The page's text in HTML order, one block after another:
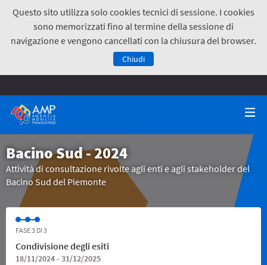
Questo sito utilizza solo cookies tecnici di sessione. I cookies
sono memorizzati fino al termine della sessione di
navigazione e vengono cancellati con la chiusura del browser.
Chiudi
Bacino Sud - 2024
Attività di consultazione rivolte agli enti e agli stakeholder del
Bacino Sud del Piemonte
FASE 3 DI 3
Condivisione degli esiti
18/11/2024 - 31/12/2025